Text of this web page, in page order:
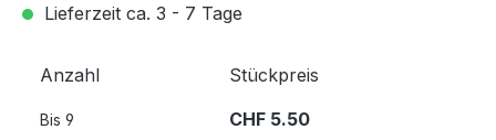
Lieferzeit ca. 3 - 7 Tage
Anzahl Stückpreis
Bis 9 CHF 5.50